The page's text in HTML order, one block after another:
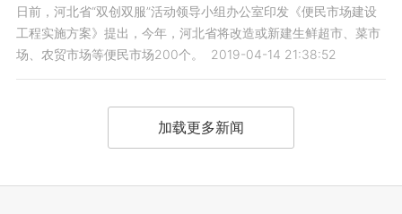
日前，河北省“双创双服”活动领导小组办公室印发《便民市场建设
工程实施方案》提出，今年，河北省将改造或新建生鲜超市、菜市
场、农贸市场等便民市场200个。
2019-04-14 21:38:52
加载更多新闻